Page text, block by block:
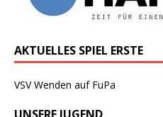
AKTUELLES SPIEL ERSTE
VSV Wenden auf FuPa
UNSERE JUGEND